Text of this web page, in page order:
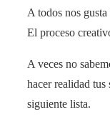
A todos nos
El proceso
A veces no
hacer realidad tus
siguiente lista.